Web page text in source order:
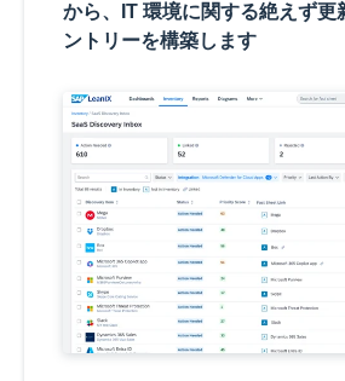
から、IT 環境に関する絶えず更
ントリーを構築します